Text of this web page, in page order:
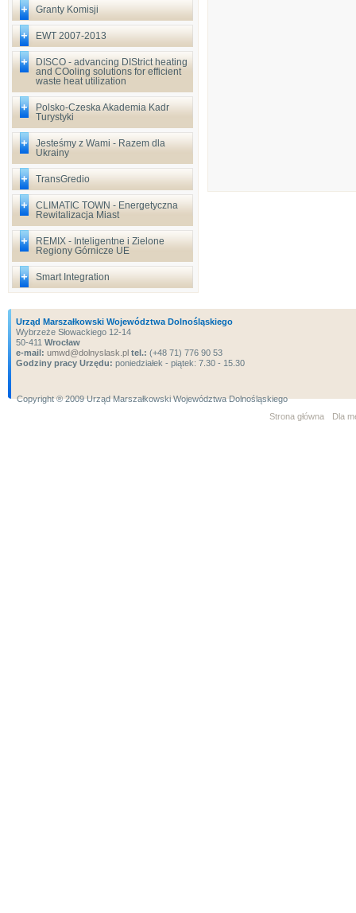
Granty Komisji
EWT 2007-2013
DISCO - advancing DIStrict heating
and COoling solutions for efficient
waste heat utilization
Polsko-Czeska Akademia Kadr
Turystyki
Jesteśmy z Wami - Razem dla
Ukrainy
TransGredio
CLIMATIC TOWN - Energetyczna
Rewitalizacja Miast
REMIX - Inteligentne i Zielone
Regiony Górnicze UE
Smart Integration
Urząd Marszałkowski Województwa Dolnośląskiego
Wybrzeże Słowackiego 12-14
50-411 Wrocław
e-mail: umwd@dolnyslask.pl tel.: (+48 71) 776 90 53
Godziny pracy Urzędu: poniedziałek - piątek: 7.30 - 15.30
Copyright ® 2009 Urząd Marszałkowski Województwa Dolnośląskiego
Strona główna
Dla